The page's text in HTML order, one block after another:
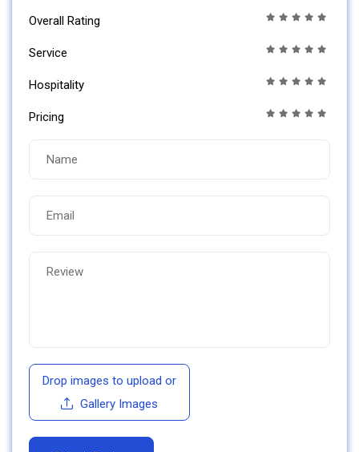
Overall Rating
Service
Hospitality
Pricing
Drop images to upload or
Gallery Images